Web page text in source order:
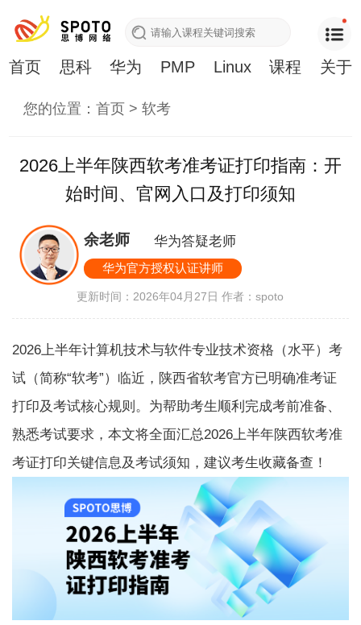
首页 思科 华为 PMP Linux 课程 关于
您的位置：首页 >软考
2026上半年陕西软考准考证打印指南：开
始时间、官网入口及打印须知
余老师 华为答疑老师
华为官方授权认证讲师
更新时间：2026年04月27日作者：spoto
2026上半年计算机技术与软件专业技术资格（水平）考
试（简称“软考”）临近，陕西省软考官方已明确准考证
打印及考试核心规则。为帮助考生顺利完成考前准备、
熟悉考试要求，本文将全面汇总2026上半年陕西软考准
考证打印关键信息及考试须知，建议考生收藏备查！